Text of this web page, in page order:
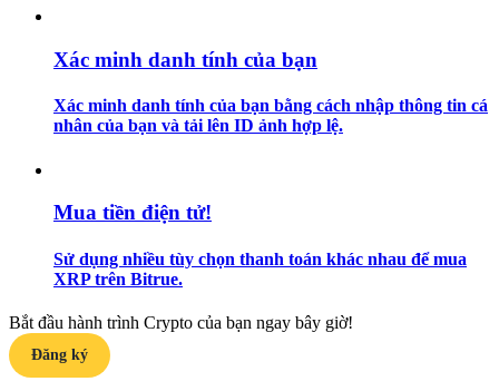
Hướng dẫn
Hướng dẫn giao dịch Spot
Chiến lược giao dịch
Xác minh danh tính của bạn
Xác minh danh tính của bạn bằng cách nhập thông tin cá
nhân của bạn và tải lên ID ảnh hợp lệ.
Mua tiền điện tử!
Sử dụng nhiều tùy chọn thanh toán khác nhau để mua
XRP trên Bitrue.
Bắt đầu hành trình Crypto của bạn ngay bây giờ!
Đăng ký